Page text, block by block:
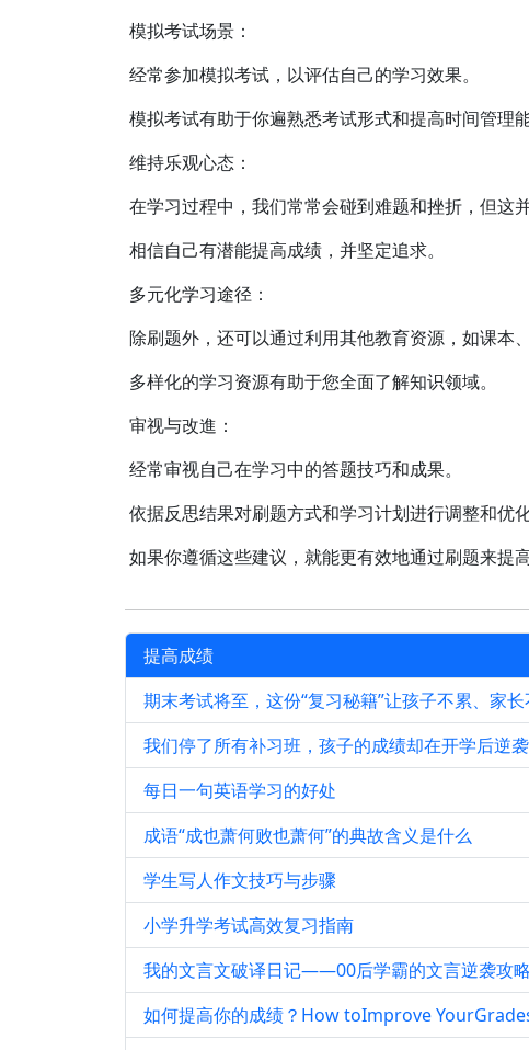
模拟考试场景：
经常参加模拟考试，以评估自己的学习效果。
模拟考试有助于你遍熟悉考试形式和提高时间管理能
维持乐观心态：
在学习过程中，我们常常会碰到难题和挫折，但这
相信自己有潜能提高成绩，并坚定追求。
多元化学习途径：
除刷题外，还可以通过利用其他教育资源，如课本
多样化的学习资源有助于您全面了解知识领域。
审视与改進：
经常审视自己在学习中的答题技巧和成果。
依据反思结果对刷题方式和学习计划进行调整和优化
如果你遵循这些建议，就能更有效地通过刷题来提
提高成绩
期末考试将至，这份“复习秘籍”让孩子不累、家长
我们停了所有补习班，孩子的成绩却在开学后逆
每日一句英语学习的好处
成语“成也萧何败也萧何”的典故含义是什么
学生写人作文技巧与步骤
小学升学考试高效复习指南
我的文言文破译日记——00后学霸的文言逆袭攻略
如何提高你的成绩？How toImprove